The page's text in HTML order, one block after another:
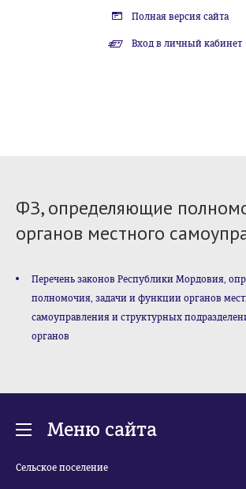
Полная версия сайта
Вход в личный кабинет
ФЗ, определяющие
органов местного
Перечень законов Республики Мордовия,
полномочия, задачи и функции органов
самоуправления и структурных
органов
Меню сайта
Сельское поселение